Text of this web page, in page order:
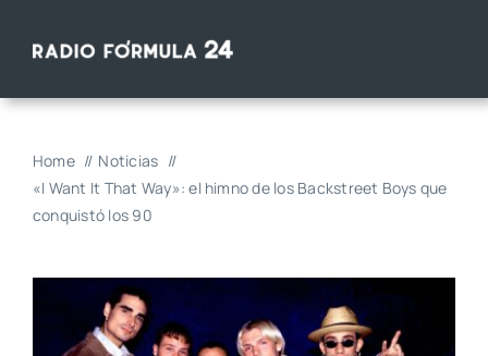
Home
Noticias
«I Want It That Way»: el himno de los Backstreet Boys que
conquistó los 90